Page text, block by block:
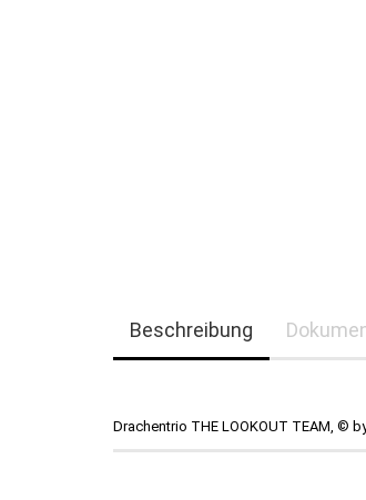
Beschreibung
Drachentrio THE LOOKOUT TEAM, ©